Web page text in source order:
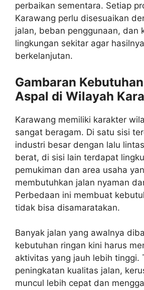
perbaikan sementara. Setiap
Karawang perlu disesuaikan
jalan, beban penggunaan, dan
lingkungan sekitar agar
berkelanjutan.
Gambaran
Aspal di Wilayah
Karawang memiliki karakter
sangat beragam. Di satu sisi
industri besar dengan lalu
berat, di sisi lain terdapat
pemukiman dan area usaha
membutuhkan jalan nyaman
Perbedaan ini membuat
tidak bisa disamaratakan.
Banyak jalan yang awalnya
kebutuhan ringan kini harus
aktivitas yang jauh lebih tinggi.
peningkatan kualitas jalan,
muncul lebih cepat dan